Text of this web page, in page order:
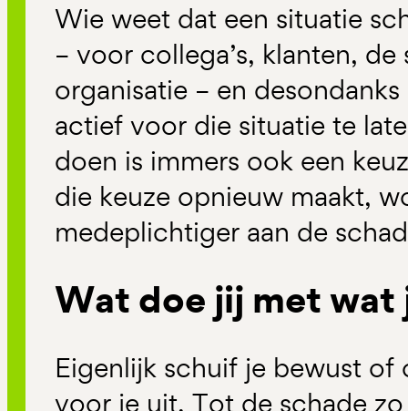
Wie weet dat een situatie
– voor collega’s, klanten,
organisatie – en
actief voor die situatie te
doen is immers ook een
die keuze opnieuw maakt,
medeplichtiger aan de
Wat doe jij met wat
Eigenlijk schuif je bewust
voor je uit. Tot de schade